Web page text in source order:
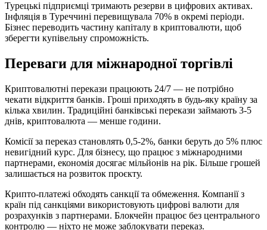
Турецькі підприємці тримають резерви в цифрових активах.
Інфляція в Туреччині перевищувала 70% в окремі періоди.
Бізнес переводить частину капіталу в криптовалюти, щоб
зберегти купівельну спроможність.
Переваги для міжнародної торгівлі
Криптовалютні перекази працюють 24/7 — не потрібно
чекати відкриття банків. Гроші приходять в будь-яку країну за
кілька хвилин. Традиційні банківські перекази займають 3-5
днів, криптовалюта — менше години.
Комісії за переказ становлять 0,5-2%, банки беруть до 5% плюс
невигідний курс. Для бізнесу, що працює з міжнародними
партнерами, економія досягає мільйонів на рік. Більше грошей
залишається на розвиток проєкту.
Крипто-платежі обходять санкції та обмеження. Компанії з
країн під санкціями використовують цифрові валюти для
розрахунків з партнерами. Блокчейн працює без центрального
контролю — ніхто не може заблокувати переказ.